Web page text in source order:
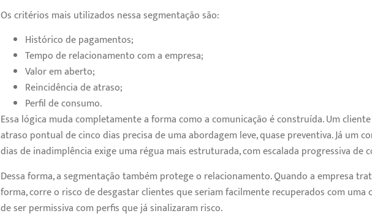
Os critérios mais utilizados nessa segmentação são:
Histórico de pagamentos;
Tempo de relacionamento com a empresa;
Valor em aberto;
Reincidência de atraso;
Perfil de consumo.
Essa lógica muda completamente a forma como a comunicação é construída. Um
atraso pontual de cinco dias precisa de uma abordagem leve, quase preventiva. Já um
dias de inadimplência exige uma régua mais estruturada, com escalada progressiva de
Dessa forma, a segmentação também protege o relacionamento. Quando a empresa
forma, corre o risco de desgastar clientes que seriam facilmente recuperados com uma
de ser permissiva com perfis que já sinalizaram risco.